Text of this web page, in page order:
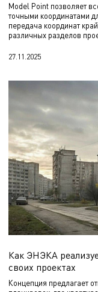
Model Point позволяет
точными координатами
передача координат
различных разделов
27.11.2025
Как ЭНЭКА
своих проектах
Концепция предлагает